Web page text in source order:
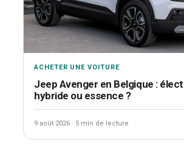
ACHETER UNE VOITURE
Jeep Avenger en Belgique :
hybride ou essence ?
9 août 2026 · 5 min de lecture